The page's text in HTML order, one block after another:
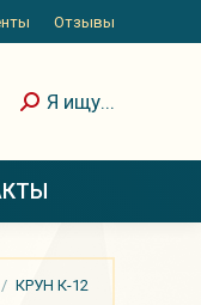
Отзывы
Я ищу...
КРУН К-12
Отзывы